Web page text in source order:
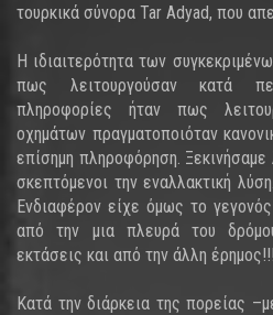
τουρκικά σύνορα Tar Adyad, που
Η ιδιαιτερότητα των
πως λειτουργούσαν κατά
πληροφορίες ήταν πως
οχημάτων πραγματοποιόταν
επίσημη πληροφόρηση. Ξεκινήσαμε
σκεπτόμενοι την εναλλακτική
Ενδιαφέρον είχε όμως το
από την μια πλευρά του
εκτάσεις και από την άλλη έρημος!!!
Κατά την διάρκεια της πορείας